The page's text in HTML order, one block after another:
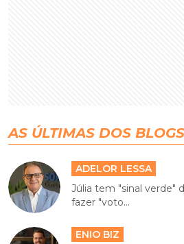
AS ÚLTIMAS DOS BLOGS
ADELOR LESSA
Júlia tem "sinal verde"
fazer "voto...
ENIO BIZ